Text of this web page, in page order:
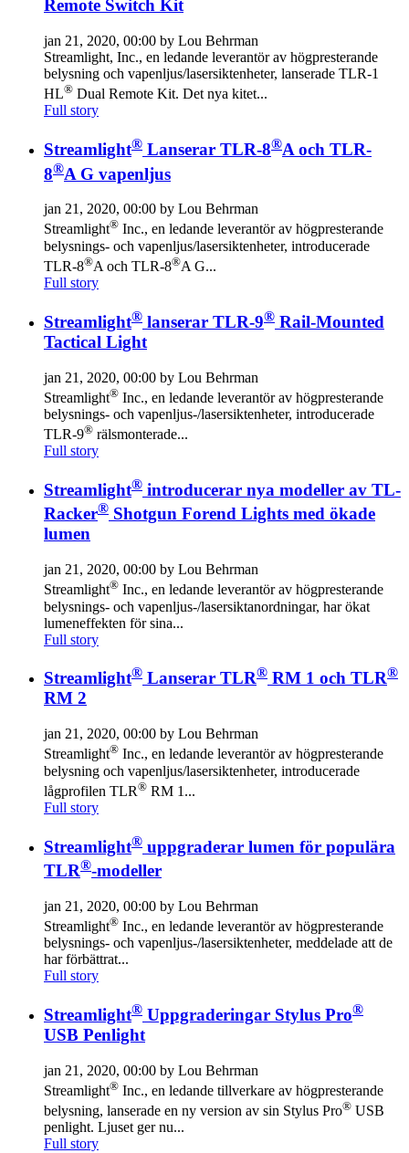
Remote Switch Kit
jan 21, 2020, 00:00 by Lou Behrman
Streamlight, Inc., en ledande leverantör av högpresterande
belysning och vapenljus/lasersiktenheter, lanserade TLR-1
HL® Dual Remote Kit. Det nya kitet...
Full story
Streamlight® Lanserar TLR-8®A och TLR-
8®A G vapenljus
jan 21, 2020, 00:00 by Lou Behrman
Streamlight® Inc., en ledande leverantör av högpresterande
belysnings- och vapenljus/lasersiktenheter, introducerade
TLR-8®A och TLR-8®A G...
Full story
Streamlight® lanserar TLR-9® Rail-Mounted
Tactical Light
jan 21, 2020, 00:00 by Lou Behrman
Streamlight® Inc., en ledande leverantör av högpresterande
belysnings- och vapenljus-/lasersiktenheter, introducerade
TLR-9® rälsmonterade...
Full story
Streamlight® introducerar nya modeller av TL-
Racker® Shotgun Forend Lights med ökade
lumen
jan 21, 2020, 00:00 by Lou Behrman
Streamlight® Inc., en ledande leverantör av högpresterande
belysnings- och vapenljus-/lasersiktanordningar, har ökat
lumeneffekten för sina...
Full story
Streamlight® Lanserar TLR® RM 1 och TLR®
RM 2
jan 21, 2020, 00:00 by Lou Behrman
Streamlight® Inc., en ledande leverantör av högpresterande
belysning och vapenljus/lasersiktenheter, introducerade
lågprofilen TLR® RM 1...
Full story
Streamlight® uppgraderar lumen för populära
TLR®-modeller
jan 21, 2020, 00:00 by Lou Behrman
Streamlight® Inc., en ledande leverantör av högpresterande
belysnings- och vapenljus-/lasersiktenheter, meddelade att de
har förbättrat...
Full story
Streamlight® Uppgraderingar Stylus Pro®
USB Penlight
jan 21, 2020, 00:00 by Lou Behrman
Streamlight® Inc., en ledande tillverkare av högpresterande
belysning, lanserade en ny version av sin Stylus Pro® USB
penlight. Ljuset ger nu...
Full story